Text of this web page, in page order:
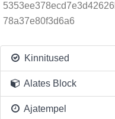
78a37e80f3d6a6
Kinnitused
Alates Block
Ajatempel